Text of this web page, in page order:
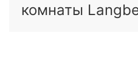
комнаты